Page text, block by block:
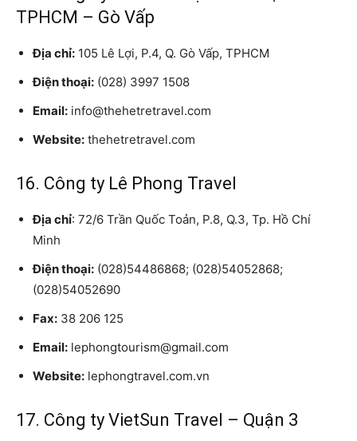
TPHCM – Gò Vấp
Địa chỉ: 105 Lê Lợi, P.4, Q. Gò Vấp, TPHCM
Điện thoại: (028) 3997 1508
Email: info@thehetretravel.com
Website: thehetretravel.com
16. Công ty Lê Phong Travel
Địa chỉ: 72/6 Trần Quốc Toản, P.8, Q.3, Tp. Hồ Chí
Minh
Điện thoại: (028)54486868; (028)54052868;
(028)54052690
Fax: 38 206 125
Email: lephongtourism@gmail.com
Website: lephongtravel.com.vn
17. Công ty VietSun Travel – Quận 3